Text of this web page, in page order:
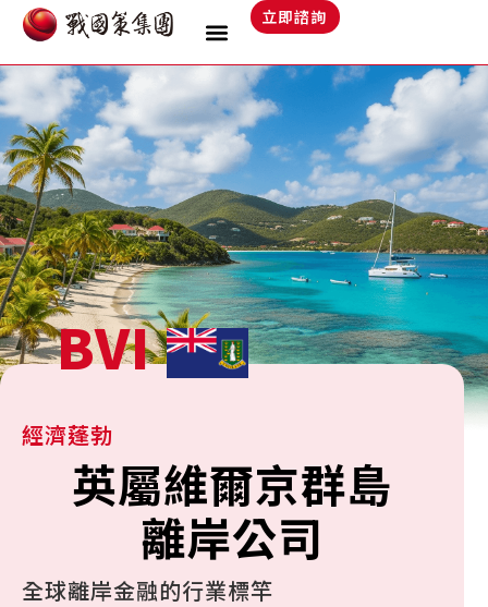
主
要
內
容
立即諮詢
BVI
經濟蓬勃
英屬維爾京群島
離岸公司
全球離岸金融的行業標竿